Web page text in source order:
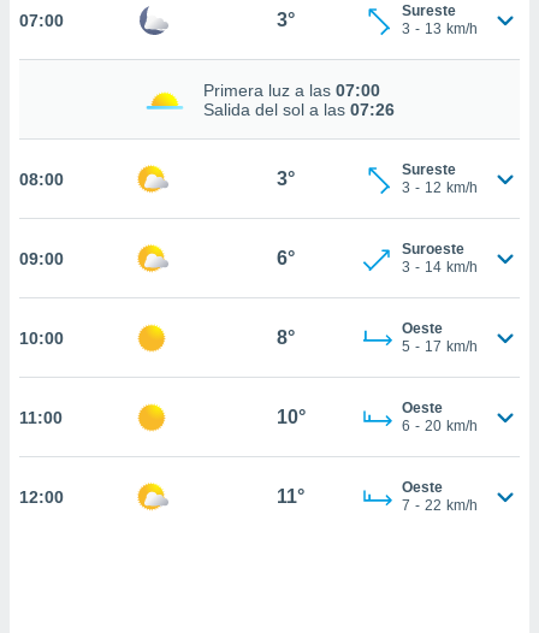
análisis
así como
en
más
y
de
07:00 3°
Sureste
3 - 13 km/h
Primera luz a las 07:00
Salida del sol a las 07:26
08:00 3°
Sureste
3 - 12 km/h
09:00 6°
Suroeste
3 - 14 km/h
10:00 8°
Oeste
5 - 17 km/h
11:00 10°
Oeste
6 - 20 km/h
12:00 11°
Oeste
7 - 22 km/h